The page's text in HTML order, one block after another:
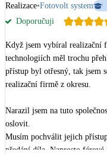
Realizace•Fotovolt system
Doporučuji
Když jsem vybíral realizační
technologiích měl trochu
přístup byl otřesný, tak jsem
realizační firmě z okresu.
Narazil jsem na tuto
oslovit.
Musím pochválit jejich
předání díla. Naprosto